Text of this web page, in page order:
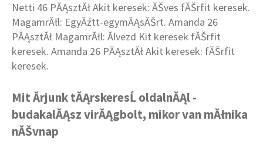
Netti 46 PĂĄsztĂł Akit keresek: ĂŠves fĂŠrfit keresek.
MagamrĂłl: EgyĂźtt-egymĂĄsĂŠrt. Amanda 26
PĂĄsztĂł MagamrĂłl: Ălvezd Kit keresek fĂŠrfit
keresek. Amanda 26 PĂĄsztĂł Akit keresek: fĂŠrfit
keresek.
Mit Ă­rjunk tĂĄrskeresĹ oldalnĂĄl -
budakalĂĄsz virĂĄgbolt, mikor van mĂłnika
nĂŠvnap